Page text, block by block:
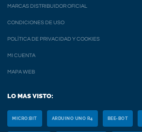
MARCAS DISTRIBUIDOR OFICIAL
CONDICIONES DE USO
POLÍTICA DE PRIVACIDAD Y COOKIES
MI CUENTA
MAPA WEB
LO MAS VISTO:
MICRO:BIT ARDUINO UNO R4 BEE-BOT